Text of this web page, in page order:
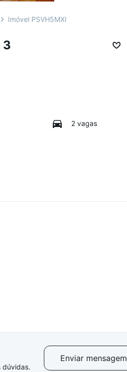
Imóvel PSVH5MXI
3
2 vagas
dúvidas.
Enviar mensagem